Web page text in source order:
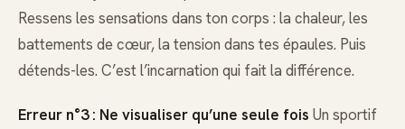
Ressens les sensations dans ton corps : la chaleur, les
battements de cœur, la tension dans tes épaules. Puis
détends-les. C’est l’incarnation qui fait la différence.
Erreur n°3 : Ne visualiser qu’une seule fois Un sportif